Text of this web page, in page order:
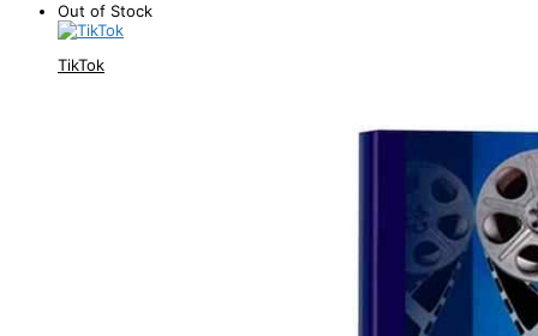
Out of Stock
TikTok